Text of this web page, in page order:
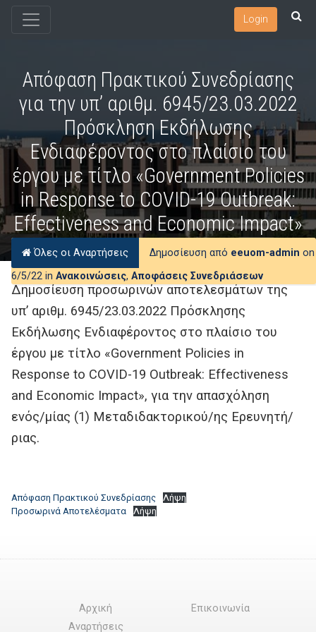
Login
Απόφαση Πρακτικού Συνεδρίασης
για την υπ’ αριθμ. 6945/23.03.2022
Πρόσκληση Εκδήλωσης
Ενδιαφέροντος στο πλαίσιο του
έργου με τίτλο «Government Policies
in Response to COVID-19 Outbreak:
Effectiveness and Economic Impact»
Όλες οι Αναρτήσεις Δημοσίευση από eeuom-admin on
6/5/22 in Ανακοινώσεις, Αποφάσεις Συνεδριάσεων
Δημοσίευση προσωρινών αποτελεσμάτων της
υπ’ αριθμ. 6945/23.03.2022 Πρόσκλησης
Εκδήλωσης Ενδιαφέροντος στο πλαίσιο του
έργου με τίτλο «Government Policies in
Response to COVID-19 Outbreak: Effectiveness
and Economic Impact», για την απασχόληση
ενός/μίας (1) Μεταδιδακτορικού/ης Ερευνητή/
ριας.
Απόφαση Πρακτικού Συνεδρίασης
Λήψη
Προσωρινά Αποτελέσματα
Λήψη
Αρχική
Αναρτήσεις
Επικοινωνία